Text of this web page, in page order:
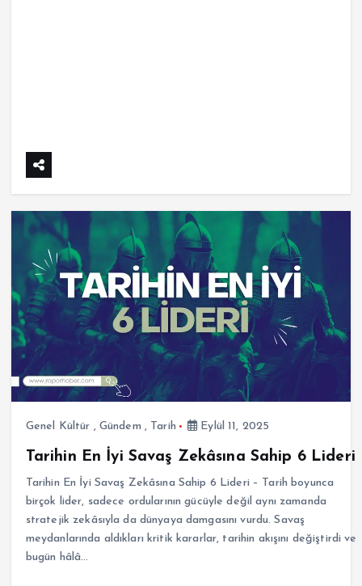
Genel Kültür , Gündem , Tarih Eylül 11, 2025
Tarihin En İyi Savaş Zekâsına Sahip 6 Lideri
Tarihin En İyi Savaş Zekâsına Sahip 6 Lideri – Tarih boyunca
birçok lider, sadece ordularının gücüyle değil aynı zamanda
stratejik zekâsıyla da dünyaya damgasını vurdu. Savaş
meydanlarında aldıkları kritik kararlar, tarihin akışını değiştirdi ve
bugün hâlâ…